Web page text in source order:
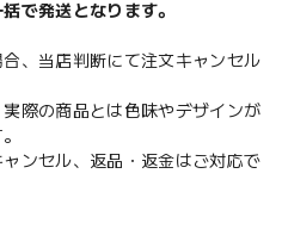
で発送となります。
、当店判断にて注文キャンセル
際の商品とは色味やデザインが
ンセル、返品・返金はご対応で